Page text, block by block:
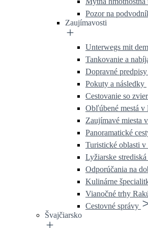
Pozor na
Zaujímavosti
Unterwegs mit
Tankovanie a
Dopravné
Pokuty a následky
Cestovanie so
Obľúbené mestá v
Zaujímavé miesta
Panoramatické
Turistické oblasti v
Lyžiarske
Odporúčania na
Kulinárne
Vianočné trhy
Cestovné správy
Švajčiarsko